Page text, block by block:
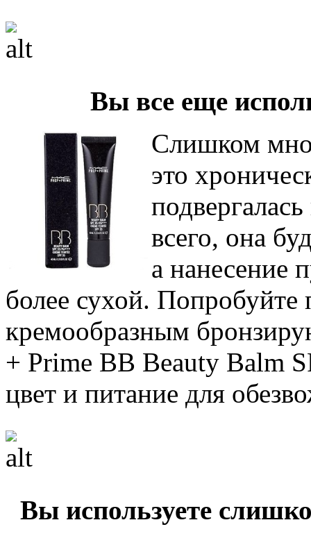
Вы все еще
Слишком
это
всего, она
а нанесение
более сухой. Попробуйте
кремообразным
+ Prime BB Beauty Balm
цвет и питание для
Вы используете